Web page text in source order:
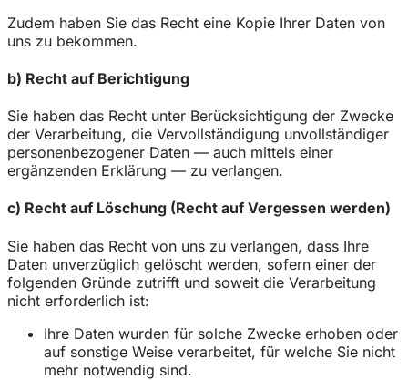
Zudem haben Sie das Recht eine Kopie Ihrer Daten von
uns zu bekommen.
b) Recht auf Berichtigung
Sie haben das Recht unter Berücksichtigung der Zwecke
der Verarbeitung, die Vervollständigung unvollständiger
personenbezogener Daten — auch mittels einer
ergänzenden Erklärung — zu verlangen.
c) Recht auf Löschung (Recht auf Vergessen werden)
Sie haben das Recht von uns zu verlangen, dass Ihre
Daten unverzüglich gelöscht werden, sofern einer der
folgenden Gründe zutrifft und soweit die Verarbeitung
nicht erforderlich ist:
Ihre Daten wurden für solche Zwecke erhoben oder
auf sonstige Weise verarbeitet, für welche Sie nicht
mehr notwendig sind.